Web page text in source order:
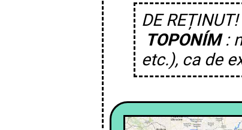
DE REȚINUT!
TOPONÍM:
etc.), ca de